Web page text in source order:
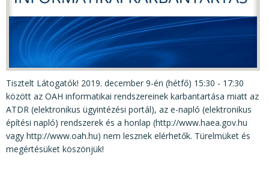
JOGI SZABÁLYOZÁS, ÚTMUTATÓK
KIADVÁNYOK, JELENTÉSEK
NYOMTATVÁNYOK, SZOFTVEREK
E-ÜGYINTÉZÉS
Tisztelt Látogatók! 2019. december 9-én (hétfő) 15:30 - 17:30
között az OAH informatikai rendszereinek karbantartása miatt az
ATDR (elektronikus ügyintézési portál), az e-napló (elektronikus
építési napló) rendszerek és a honlap (http://www.haea.gov.hu
vagy http://www.oah.hu) nem lesznek elérhetők. Türelmüket és
megértésüket köszönjük!